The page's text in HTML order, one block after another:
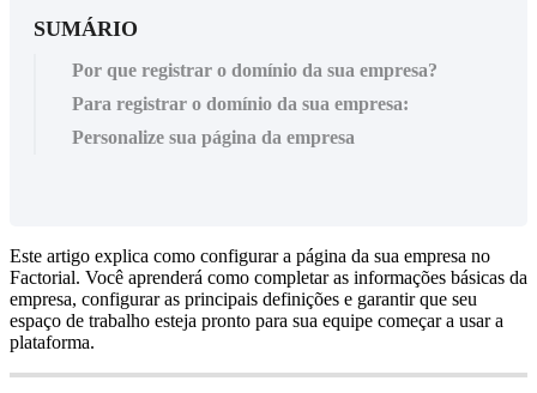
SUMÁRIO
Por que registrar o domínio da sua empresa?
Para registrar o domínio da sua empresa:
Personalize sua página da empresa
Este artigo explica como configurar a página da sua empresa no
Factorial. Você aprenderá como completar as informações básicas da
empresa, configurar as principais definições e garantir que seu
espaço de trabalho esteja pronto para sua equipe começar a usar a
plataforma.